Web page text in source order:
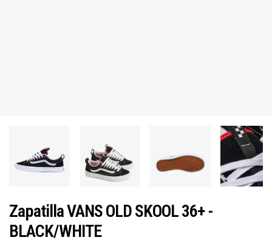
Zapatilla VANS OLD SKOOL 36+ -
BLACK/WHITE